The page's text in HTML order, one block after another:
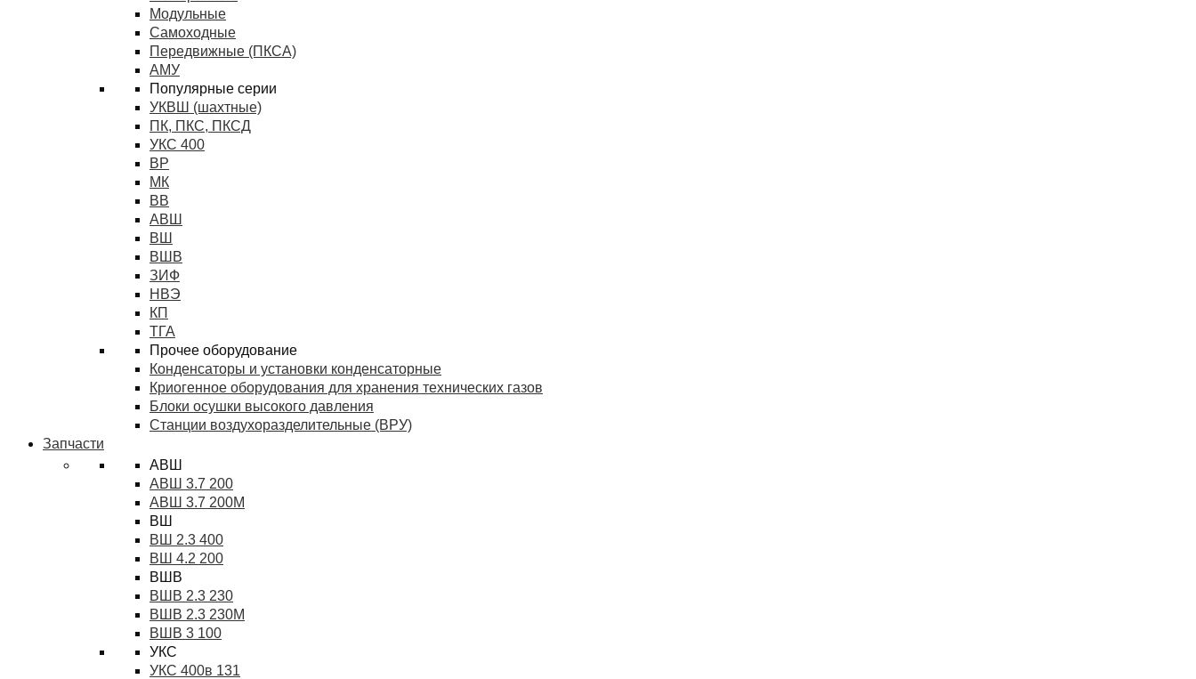
Модульные
Самоходные
Передвижные (ПКСА)
АМУ
Популярные серии
УКВШ (шахтные)
ПК, ПКС, ПКСД
УКС 400
ВР
МК
ВВ
АВШ
ВШ
ВШВ
ЗИФ
НВЭ
КП
ТГА
Прочее оборудование
Конденсаторы и установки конденсаторные
Криогенное оборудования для хранения технических газов
Блоки осушки высокого давления
Станции воздухоразделительные (ВРУ)
Запчасти
АВШ
АВШ 3.7 200
АВШ 3.7 200М
ВШ
ВШ 2.3 400
ВШ 4.2 200
ВШВ
ВШВ 2.3 230
ВШВ 2.3 230М
ВШВ 3 100
УКС
УКС 400в 131